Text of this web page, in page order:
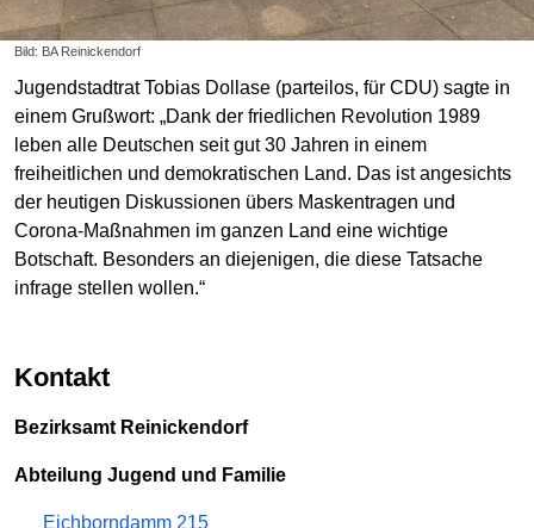
Bild: BA Reinickendorf
Jugendstadtrat Tobias Dollase (parteilos, für CDU) sagte in
einem Grußwort: „Dank der friedlichen Revolution 1989
leben alle Deutschen seit gut 30 Jahren in einem
freiheitlichen und demokratischen Land. Das ist angesichts
der heutigen Diskussionen übers Maskentragen und
Corona-Maßnahmen im ganzen Land eine wichtige
Botschaft. Besonders an diejenigen, die diese Tatsache
infrage stellen wollen.“
Kontakt
Bezirksamt Reinickendorf
Abteilung Jugend und Familie
Eichborndamm 215